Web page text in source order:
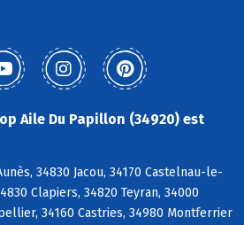
Aile Du Papillon (34920) est
34830 Jacou, 34170 Castelnau-le-
Clapiers, 34820 Teyran, 34000
34160 Castries, 34980 Montferrier